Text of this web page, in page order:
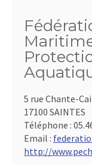
5 rue Chante-
17100 SAINTES
Téléphone :
Email :
http://